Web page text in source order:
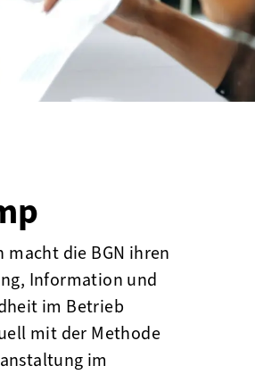
macht die BGN ihren
Information und
im Betrieb
mit der Methode
im